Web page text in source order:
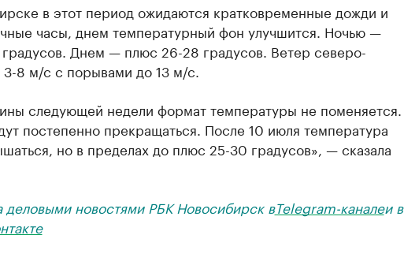
в этот период ожидаются кратковременные дожди и
часы, днем температурный фон улучшится. Ночью —
градусов. Днем — плюс 26-28 градусов. Ветер северо-
3-8 м/с с порывами до 13 м/с.
следующей недели формат температуры не поменяется.
постепенно прекращаться. После 10 июля температура
но в пределах до плюс 25-30 градусов», — сказала
деловыми новостями РБК Новосибирск вTelegram-каналеи в